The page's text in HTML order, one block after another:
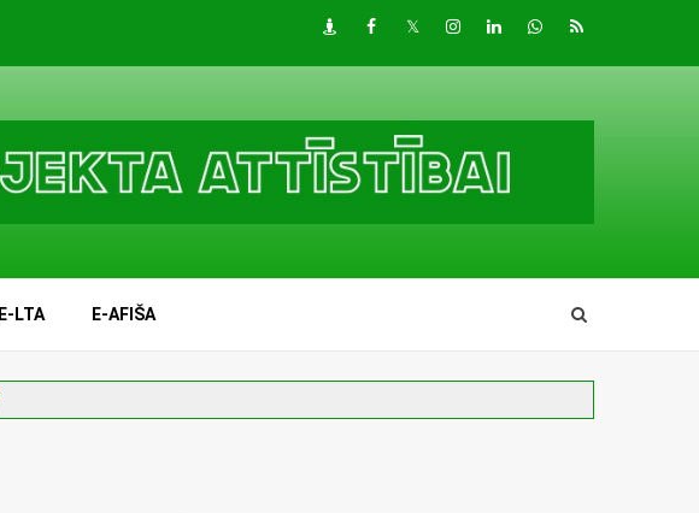
DraugiemFacebook
TwitterInstagram
LinkedInwhatsapp
RSS
E-LTA E-AFIŠA